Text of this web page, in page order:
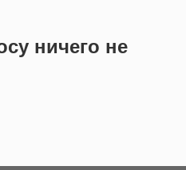
ничего не